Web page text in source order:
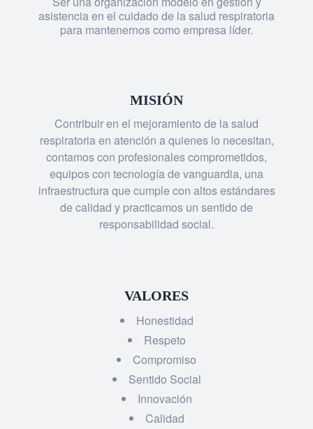
asistencia en el cuidado de la salud respiratoria
para mantenernos como empresa líder.
MISIÓN
Contribuir en el mejoramiento de la salud
respiratoria en atención a quienes lo necesitan,
contamos con profesionales comprometidos,
equipos con tecnología de vanguardia, una
infraestructura que cumple con altos estándares
de calidad y practicamos un sentido de
responsabilidad social.
VALORES
Honestidad
Respeto
Compromiso
Sentido Social
Innovación
Calidad